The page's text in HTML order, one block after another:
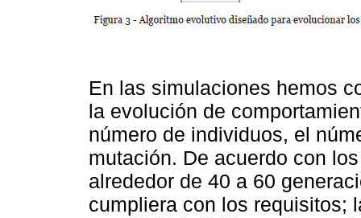
En las simulaciones hemos
la evolución de
número de individuos, el
mutación. De acuerdo con
alrededor de 40 a 60
cumpliera con los requisitos;